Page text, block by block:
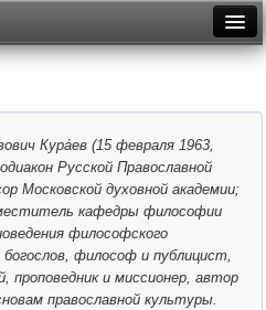
Кура́ев (15 февраля 1963,
Русской Православной
Московской духовной академии;
кафедры философии
философского
философ и публицист,
проповедник и миссионер, автор
православной культуры.